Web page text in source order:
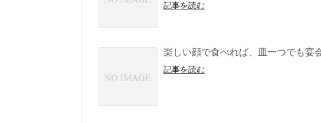
記事を読む
楽しい顔で食べれば、皿一つでも宴
記事を読む